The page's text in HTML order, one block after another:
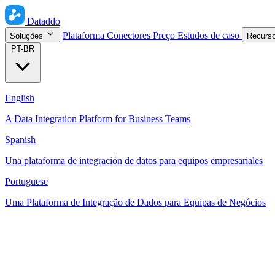
Dataddo
Soluções Plataforma Conectores Preço Estudos de caso
PT-BR
English
A Data Integration Platform for Business Teams
Spanish
Una plataforma de integración de datos para equipos empresariales
Portuguese
Uma Plataforma de Integração de Dados para Equipas de Negócios